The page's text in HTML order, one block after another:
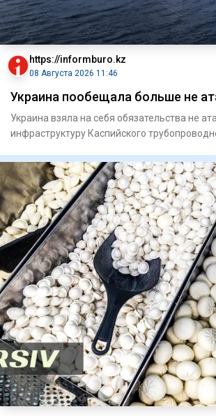
https://informburo.kz
08 Августа 2026 11:46
Украина пообещала больше не
Украина взяла на себя обязательства не
инфраструктуру Каспийского